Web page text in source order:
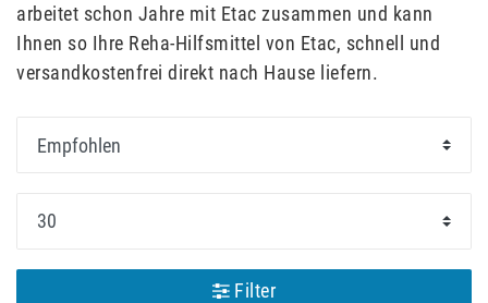
arbeitet schon Jahre mit Etac zusammen und kann
Ihnen so Ihre Reha-Hilfsmittel von Etac, schnell und
versandkostenfrei direkt nach Hause liefern.
Filter